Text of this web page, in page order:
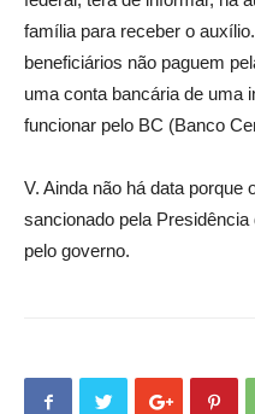
família para receber o
beneficiários não paguem
uma conta bancária de uma
funcionar pelo BC (Banco
V. Ainda não há data porque
sancionado pela
pelo governo.